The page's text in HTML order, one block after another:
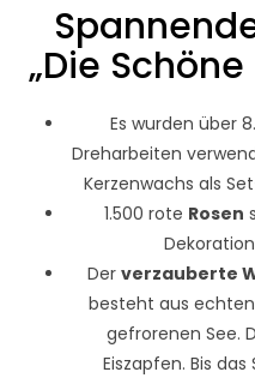
„Die
Es wurden über
Dreharbeiten
Kerzenwachs als
1.500 rote Rosen
Der verzauberte
besteht aus
gefrorenen See.
Eiszapfen. Bis